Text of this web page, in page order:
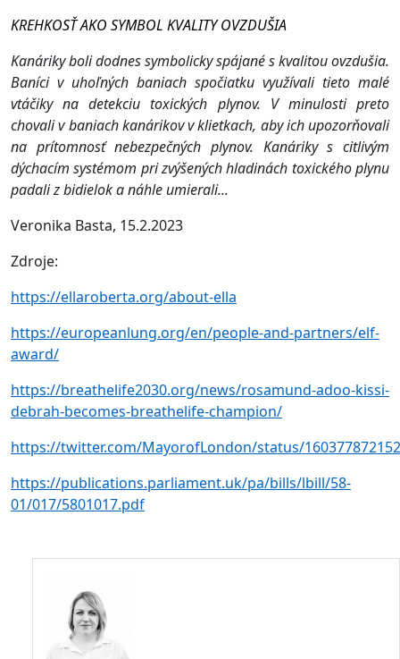
KREHKOSŤ AKO SYMBOL KVALITY OVZDUŠIA
Kanáriky boli dodnes symbolicky spájané s kvalitou ovzdušia.
Baníci v uhoľných baniach spočiatku využívali tieto malé
vtáčiky na detekciu toxických plynov. V minulosti preto
chovali v baniach kanárikov v klietkach, aby ich upozorňovali
na prítomnosť nebezpečných plynov. Kanáriky s citlivým
dýchacím systémom pri zvýšených hladinách toxického plynu
padali z bidielok a náhle umierali...
Veronika Basta, 15.2.2023
Zdroje:
https://ellaroberta.org/about-ella
https://europeanlung.org/en/people-and-partners/elf-
award/
https://breathelife2030.org/news/rosamund-adoo-kissi-
debrah-becomes-breathelife-champion/
https://twitter.com/MayorofLondon/status/
https://publications.parliament.uk/pa/bills/lbill/58-
01/017/5801017.pdf